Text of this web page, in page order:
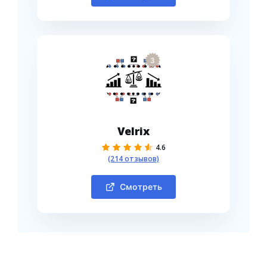
3
Velrix
4.6
(214 отзывов)
Смотреть